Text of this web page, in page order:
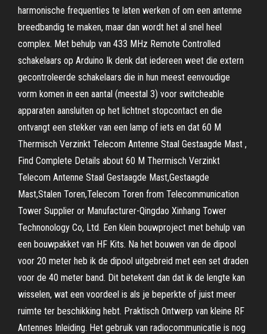
harmonische frequenties te laten werken of om een antenne
breedbandig te maken, maar dan wordt het al snel heel
complex. Met behulp van 433 MHz Remote Controlled
schakelaars op Arduino Ik denk dat iedereen weet die extern
gecontroleerde schakelaars die in hun meest eenvoudige
vorm komen in een aantal (meestal 3) voor switcheable
apparaten aansluiten op het lichtnet stopcontact en die
ontvangt een stekker van een lamp of iets en dat 60 M
Thermisch Verzinkt Telecom Antenne Staal Gestaagde Mast ,
Find Complete Details about 60 M Thermisch Verzinkt
Telecom Antenne Staal Gestaagde Mast,Gestaagde
Mast,Stalen Toren,Telecom Toren from Telecommunication
Tower Supplier or Manufacturer-Qingdao Xinhang Tower
Technonology Co, Ltd. Een klein bouwproject met behulp van
een bouwpakket van HF Kits. Na het bouwen van de dipool
voor 20 meter heb ik de dipool uitgebreid met een set draden
voor de 40 meter band. Dit betekent dan dat ik de lengte kan
wisselen, wat een voordeel is als je beperkte of juist meer
ruimte ter beschikking hebt. Praktisch Ontwerp van kleine RF
Antennes Inleiding. Het gebruik van radiocommunicatie is nog